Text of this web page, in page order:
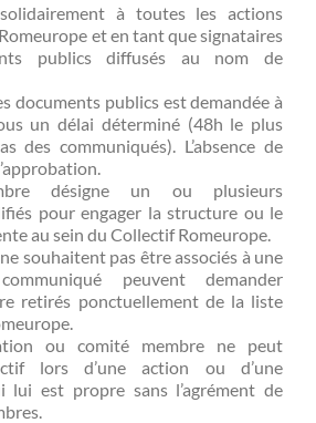
à toutes les actions
et en tant que signataires
publics diffusés au nom de
documents publics est demandée à
un délai déterminé (48h le plus
des communiqués). L’absence de
désigne un ou plusieurs
pour engager la structure ou le
au sein du Collectif Romeurope.
souhaitent pas être associés à une
peuvent demander
retirés ponctuellement de la liste
ou comité membre ne peut
lors d’une action ou d’une
lui est propre sans l’agrément de